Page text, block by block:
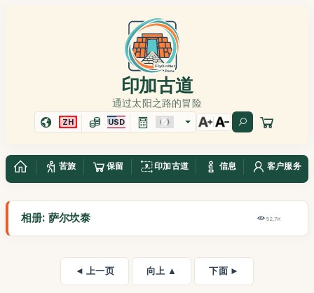
印加古道
通过太阳之路的冒险
ZH USD
苦旅 保留 印加古道 信息 客户服务
相册: 萨尔坎泰 52,7K
◄ 上一页 向上 ▲ 下面 ►